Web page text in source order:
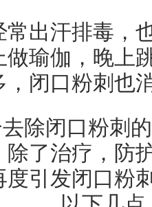
常出汗排毒，
瑜伽，晚上
，闭口粉刺也
去除闭口粉刺
了治疗，防
引发闭口粉